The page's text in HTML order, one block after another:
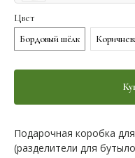
Цвет
Бордовый шёлк
Подарочная коробка
(разделители для